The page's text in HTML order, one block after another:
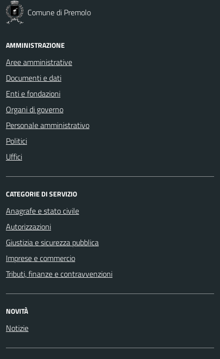
Comune di Premolo
AMMINISTRAZIONE
Aree amministrative
Documenti e dati
Enti e fondazioni
Organi di governo
Personale amministrativo
Politici
Uffici
CATEGORIE DI SERVIZIO
Anagrafe e stato civile
Autorizzazioni
Giustizia e sicurezza pubblica
Imprese e commercio
Tributi, finanze e contravvenzioni
NOVITÀ
Notizie